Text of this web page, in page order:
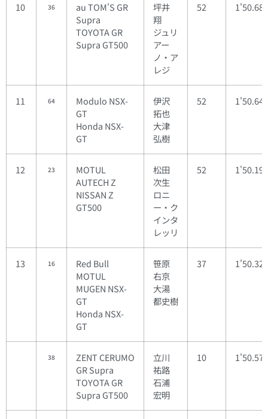
10 36
au TOM'S GR
Supra
TOYOTA GR
Supra GT500
坪井
翔
ジュリ
アー
ノ・ア
レジ
52 1'50.689
11 64
Modulo NSX-
GT
Honda NSX-
GT
伊沢
拓也
大津
弘樹
52 1'50.643
12 23
MOTUL
AUTECH Z
NISSAN Z
GT500
松田
次生
ロニ
ー・ク
インタ
レッリ
52 1'50.199
13 16
Red Bull
MOTUL
MUGEN NSX-
GT
Honda NSX-
GT
笹原
右京
大湯
都史樹
37 1'50.326
38
ZENT CERUMO
GR Supra
TOYOTA GR
Supra GT500
立川
祐路
石浦
宏明
10 1'50.574